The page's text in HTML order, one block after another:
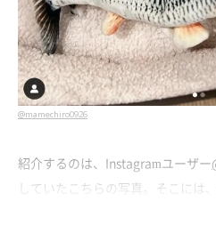
@mamechiro0926
紹介するのは、Instagramユーザー
していたこちらの写真。そこには